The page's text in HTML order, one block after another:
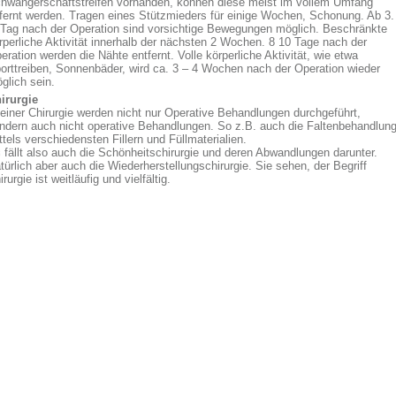
werden. Tragen eines Stützmieders für einige Wochen, Schonung. Ab 3.
nach der Operation sind vorsichtige Bewegungen möglich. Beschränkte
Aktivität innerhalb der nächsten 2 Wochen. 8 10 Tage nach der
werden die Nähte entfernt. Volle körperliche Aktivität, wie etwa
Sonnenbäder, wird ca. 3 – 4 Wochen nach der Operation wieder
sein.
einer Chirurgie werden nicht nur Operative Behandlungen durchgeführt,
auch nicht operative Behandlungen. So z.B. auch die Faltenbehandlung
verschiedensten Fillern und Füllmaterialien.
fällt also auch die Schönheitschirurgie und deren Abwandlungen darunter.
aber auch die Wiederherstellungschirurgie. Sie sehen, der Begriff
ist weitläufig und vielfältig.